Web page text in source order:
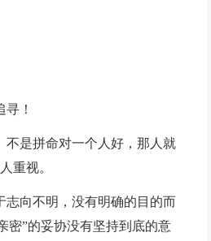
！
不是拼命对一个人好，那人就
重视。
志向不明，没有明确的目的而
密”的妥协没有坚持到底的意